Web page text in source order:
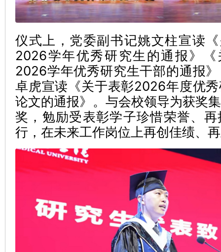
仪式上，党委副书记姚文柱宣读
2026学年优秀研究生的通报》
2026学年优秀研究生干部的通报
卓虎宣读《关于表彰2026年度优
论文的通报》。与会校领导为获奖
奖，勉励受表彰学子珍惜荣誉、
行，在未来工作岗位上再创佳绩、